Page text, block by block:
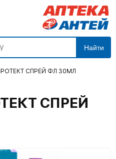
Найти
СПРЕЙ ФЛ 30МЛ
СПРЕЙ